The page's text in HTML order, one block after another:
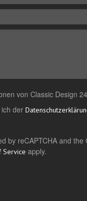
von Classic Design
der
by reCAPTCHA and the
Service apply.